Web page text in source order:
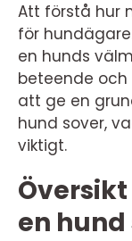
Att förstå hur
för
en hunds
beteende och
att ge en
hund sover,
viktigt.
en hund